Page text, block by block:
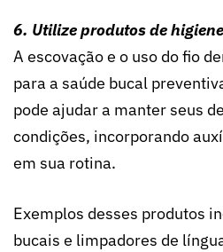
6. Utilize produtos de
A escovação e o uso do fio
para a saúde bucal
pode ajudar a manter seus
condições, incorporando
em sua rotina.
Exemplos desses produtos
bucais e limpadores de